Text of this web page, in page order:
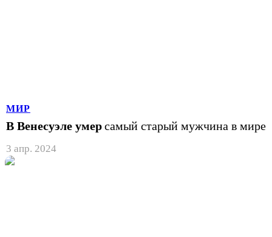
МИР
В Венесуэле умерсамый старый мужчина в мире
3 апр. 2024